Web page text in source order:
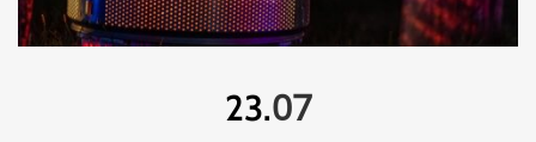
23.07